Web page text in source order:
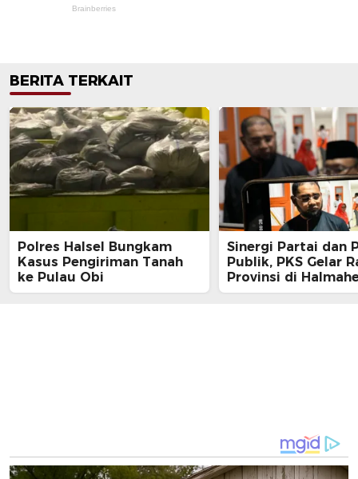
BERITA TERKAIT
Polres Halsel Bungkam
Kasus Pengiriman Tanah
ke Pulau Obi
Sinergi Partai dan
Publik, PKS Gelar
Provinsi di
Selatan